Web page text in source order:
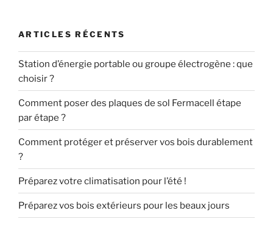
ARTICLES RÉCENTS
Station d’énergie portable ou groupe électrogène : que
choisir ?
Comment poser des plaques de sol Fermacell étape
par étape ?
Comment protéger et préserver vos bois durablement
?
Préparez votre climatisation pour l’été !
Préparez vos bois extérieurs pour les beaux jours